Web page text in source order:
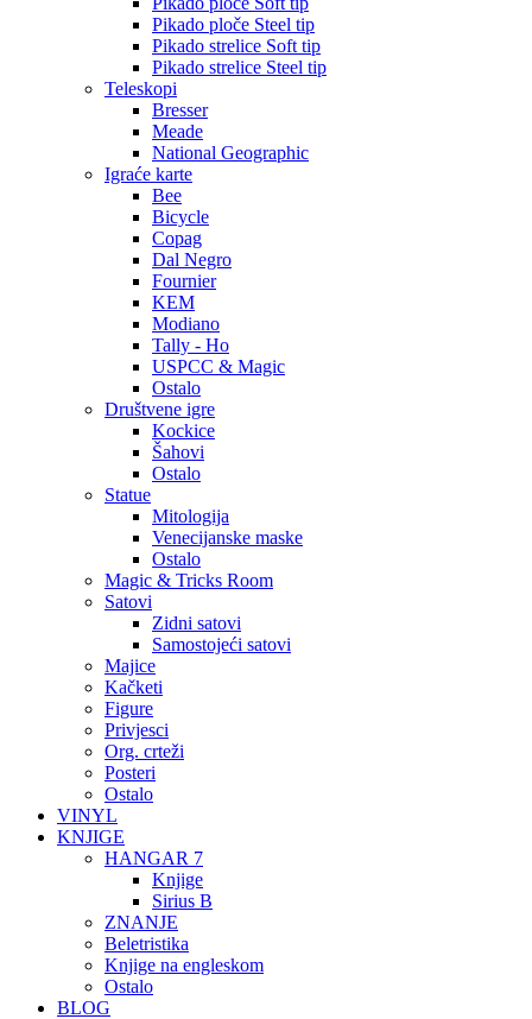
Pikado ploče Steel tip
Pikado strelice Soft tip
Pikado strelice Steel tip
Teleskopi
Bresser
Meade
National Geographic
Igraće karte
Bee
Bicycle
Copag
Dal Negro
Fournier
KEM
Modiano
Tally - Ho
USPCC & Magic
Ostalo
Društvene igre
Kockice
Šahovi
Ostalo
Statue
Mitologija
Venecijanske maske
Ostalo
Magic & Tricks Room
Satovi
Zidni satovi
Samostojeći satovi
Majice
Kačketi
Figure
Privjesci
Org. crteži
Posteri
Ostalo
VINYL
KNJIGE
HANGAR 7
Knjige
Sirius B
ZNANJE
Beletristika
Knjige na engleskom
Ostalo
BLOG